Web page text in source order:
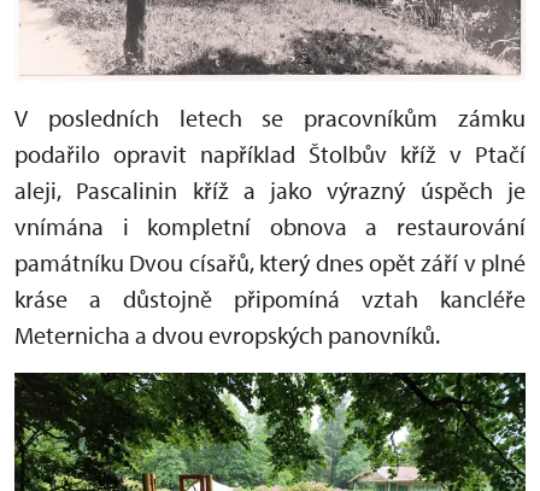
V posledních letech se pracovníkům zámku
podařilo opravit například Štolbův kříž v Ptačí
aleji, Pascalinin kříž a jako výrazný úspěch je
vnímána i kompletní obnova a restaurování
památníku Dvou císařů, který dnes opět září v plné
kráse a důstojně připomíná vztah kancléře
Meternicha a dvou evropských panovníků.